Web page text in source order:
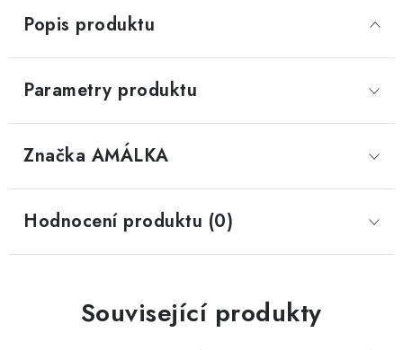
Popis produktu
Parametry produktu
Značka AMÁLKA
Hodnocení produktu (0)
Související produkty